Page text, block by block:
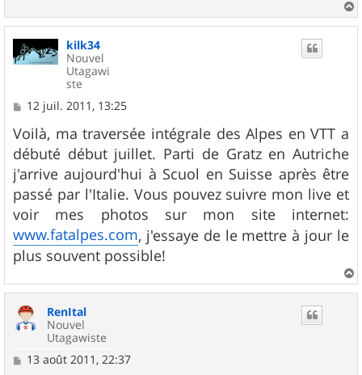
a
kilk34
Nouvel
Utagawi
ste
M
s
s
a
g
e
12 juil. 2011, 13:25
Voilà, ma traversée intégrale des Alpes en VTT a
débuté début juillet. Parti de Gratz en Autriche
j'arrive aujourd'hui à Scuol en Suisse après être
passé par l'Italie. Vous pouvez suivre mon live et
voir mes photos sur mon site internet:
www.fatalpes.com, j'essaye de le mettre à jour le
plus souvent possible!
a
RenItal
Nouvel
Utagawiste
M13 août 2011, 22:37